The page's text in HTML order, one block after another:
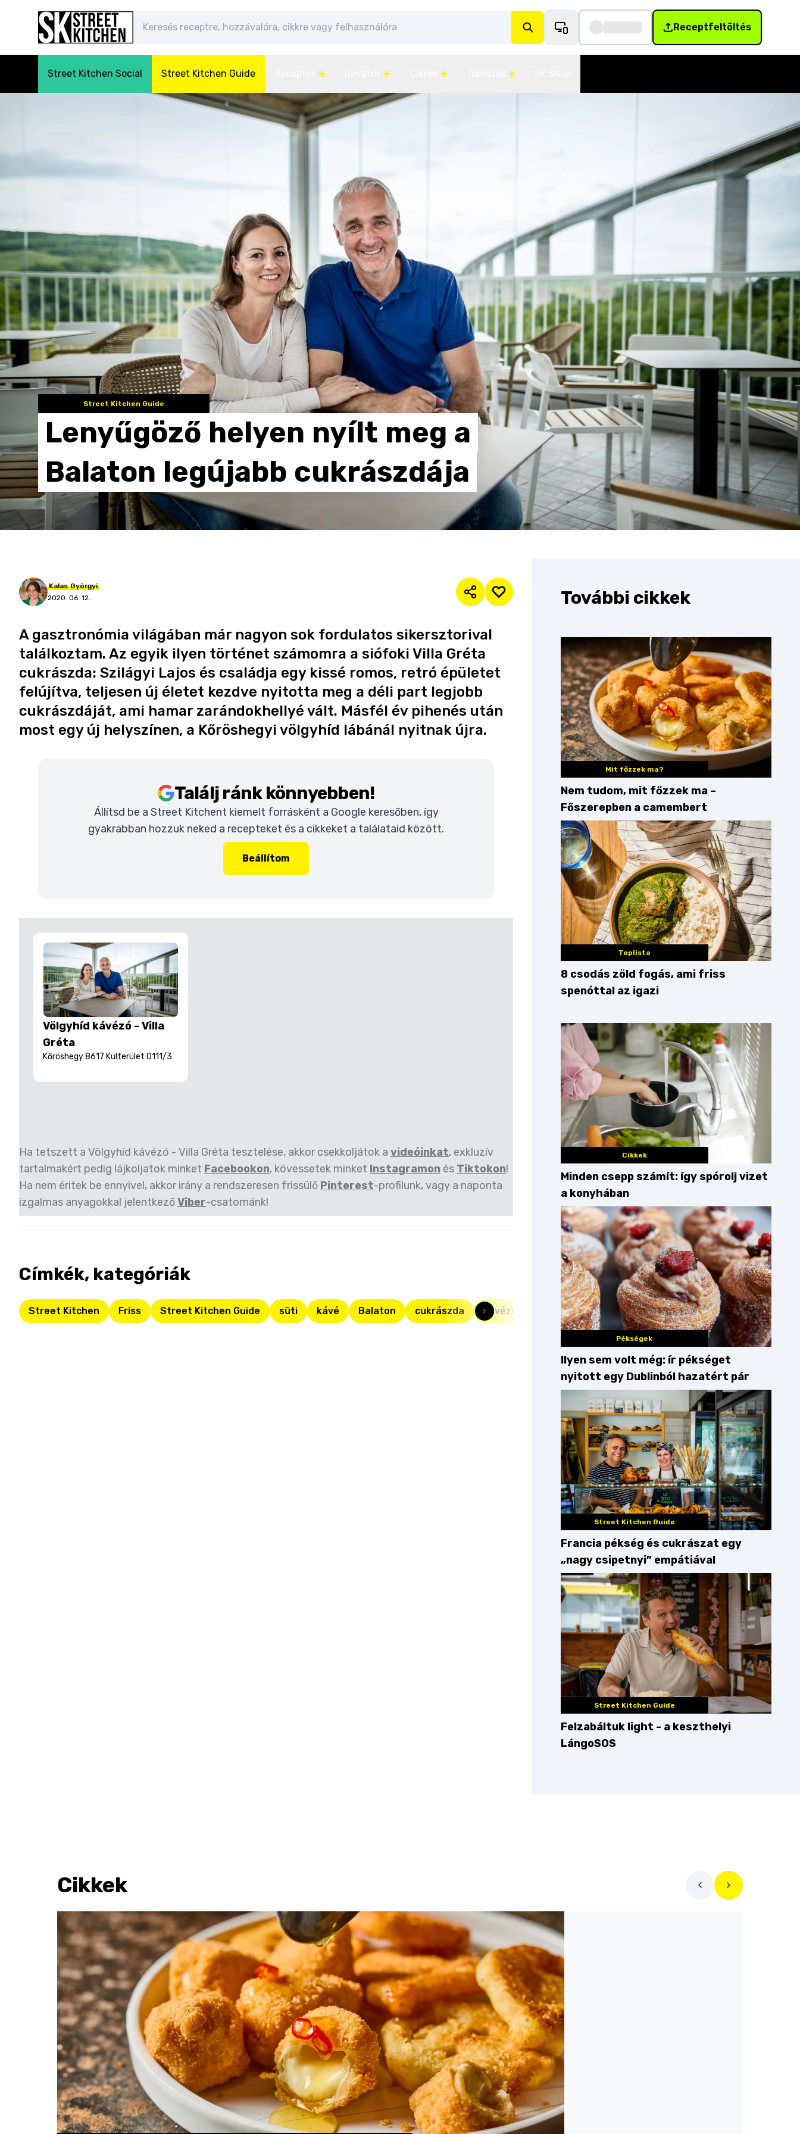
Receptfeltöltés
Street Kitchen Social Street Kitchen Guide
Street Kitchen Guide
Lenyűgöző helyen nyílt meg a
Balaton legújabb cukrászdája
Kalas Györgyi
2020. 06. 12.
A gasztronómia világában már nagyon sok fordulatos sikersztorival
találkoztam. Az egyik ilyen történet számomra a siófoki Villa Gréta
cukrászda: Szilágyi Lajos és családja egy kissé romos, retró épületet
felújítva, teljesen új életet kezdve nyitotta meg a déli part legjobb
cukrászdáját, ami hamar zarándokhellyé vált. Másfél év pihenés után
most egy új helyszínen, a Kőröshegyi völgyhíd lábánál nyitnak újra.
Találj ránk könnyebben!
Állítsd be a Street Kitchent kiemelt forrásként a Google keresőben, így
gyakrabban hozzuk neked a recepteket és a cikkeket a találataid között.
Beállítom
Völgyhíd kávézó - Villa
Gréta
Kőröshegy 8617 Külterület 0111/3
Ha tetszett a Völgyhíd kávézó - Villa Gréta tesztelése, akkor csekkoljátok a videóinkat, exkluzív
tartalmakért pedig lájkoljatok minket Facebookon, kövessetek minket Instagramon és Tiktokon!
Ha nem éritek be ennyivel, akkor irány a rendszeresen frissülő Pinterest-profilunk, vagy a naponta
izgalmas anyagokkal jelentkezőViber-csatornánk!
Címkék, kategóriák
Street Kitchen Friss Street Kitchen Guide süti kávé Balaton cukrászda kávézó kőröshegy
További cikkek
Mit főzzek ma?
Nem tudom, mit főzzek ma –
Főszerepben a camembert
Toplista
8 csodás zöld fogás, ami friss
spenóttal az igazi
Cikkek
Minden csepp számít: így spórolj vizet
a konyhában
Pékségek
Ilyen sem volt még: ír pékséget
nyitott egy Dublinból hazatért pár
Street Kitchen Guide
Francia pékség és cukrászat egy
„nagy csipetnyi” empátiával
Street Kitchen Guide
Felzabáltuk light - a keszthelyi
LángoSOS
Cikkek